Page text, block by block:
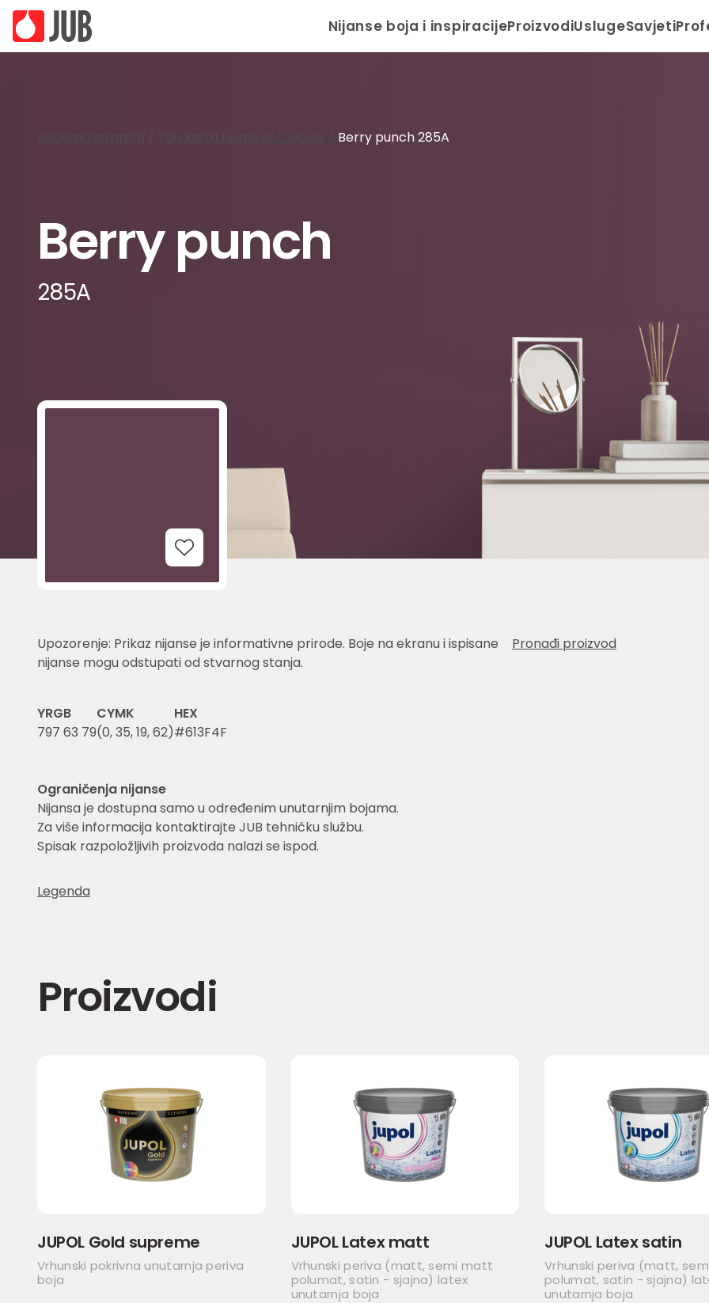
Nijanse boja i inspiracijeProizvodiUslugeSavjeti
Berry punch 285A
Berry punch
285A
Add to Wishlist
Upozorenje: Prikaz nijanse je informativne prirode. Boje na ekranu i ispisane
nijanse mogu odstupati od stvarnog stanja.
Pronađi proizvod
Y
7
RGB
97 63 79
CYMK
(0, 35, 19, 62)
HEX
#613F4F
Ograničenja nijanse
Nijansa je dostupna samo u određenim unutarnjim bojama.
Za više informacija kontaktirajte JUB tehničku službu.
Spisak razpoložljivih proizvoda nalazi se ispod.
Legenda
Proizvodi
JUPOL Gold supreme
Vrhunski pokrivna unutarnja periva
boja
JUPOL Latex matt
Vrhunski periva (matt, semi matt
polumat, satin - sjajna) latex
unutarnja boja
JUPOL Latex satin
Vrhunski periva (matt,
polumat, satin - sjajna)
unutarnja boja